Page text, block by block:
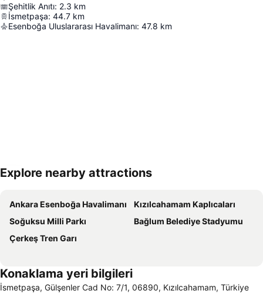
Şehitlik Anıtı: 2.3 km
İsmetpaşa: 44.7 km
Esenboğa Uluslararası Havalimanı: 47.8 km
Haritayı genişlet
Explore nearby attractions
Ankara Esenboğa Havalimanı
Kızılcahamam Kaplıcaları
Soğuksu Milli Parkı
Bağlum Belediye Stadyumu
Çerkeş Tren Garı
Konaklama yeri bilgileri
İsmetpaşa, Gülşenler Cad No: 7/1, 06890, Kızılcahamam, Türkiye